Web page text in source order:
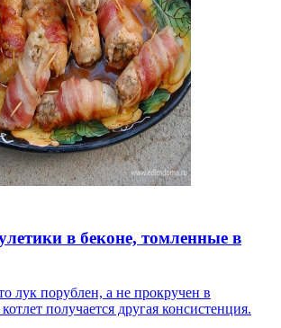
в беконе, томленные в
лук порублен, а не прокручен в
получается другая консистенция.